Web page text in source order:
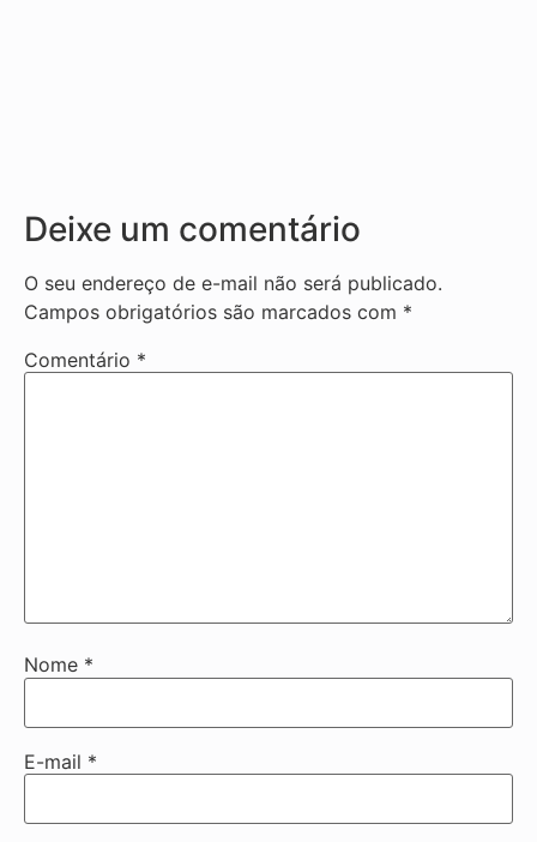
Deixe um comentário
O seu endereço de e-mail não será publicado.
Campos obrigatórios são marcados com *
Comentário *
Nome *
E-mail *